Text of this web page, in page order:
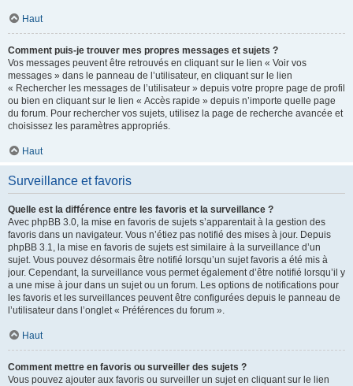
Haut
Comment puis-je trouver mes propres messages et sujets ?
Vos messages peuvent être retrouvés en cliquant sur le lien « Voir vos
messages » dans le panneau de l’utilisateur, en cliquant sur le lien
« Rechercher les messages de l’utilisateur » depuis votre propre page de profil
ou bien en cliquant sur le lien « Accès rapide » depuis n’importe quelle page
du forum. Pour rechercher vos sujets, utilisez la page de recherche avancée et
choisissez les paramètres appropriés.
Haut
Surveillance et favoris
Quelle est la différence entre les favoris et la surveillance ?
Avec phpBB 3.0, la mise en favoris de sujets s’apparentait à la gestion des
favoris dans un navigateur. Vous n’étiez pas notifié des mises à jour. Depuis
phpBB 3.1, la mise en favoris de sujets est similaire à la surveillance d’un
sujet. Vous pouvez désormais être notifié lorsqu’un sujet favoris a été mis à
jour. Cependant, la surveillance vous permet également d’être notifié lorsqu’il y
a une mise à jour dans un sujet ou un forum. Les options de notifications pour
les favoris et les surveillances peuvent être configurées depuis le panneau de
l’utilisateur dans l’onglet « Préférences du forum ».
Haut
Comment mettre en favoris ou surveiller des sujets ?
Vous pouvez ajouter aux favoris ou surveiller un sujet en cliquant sur le lien